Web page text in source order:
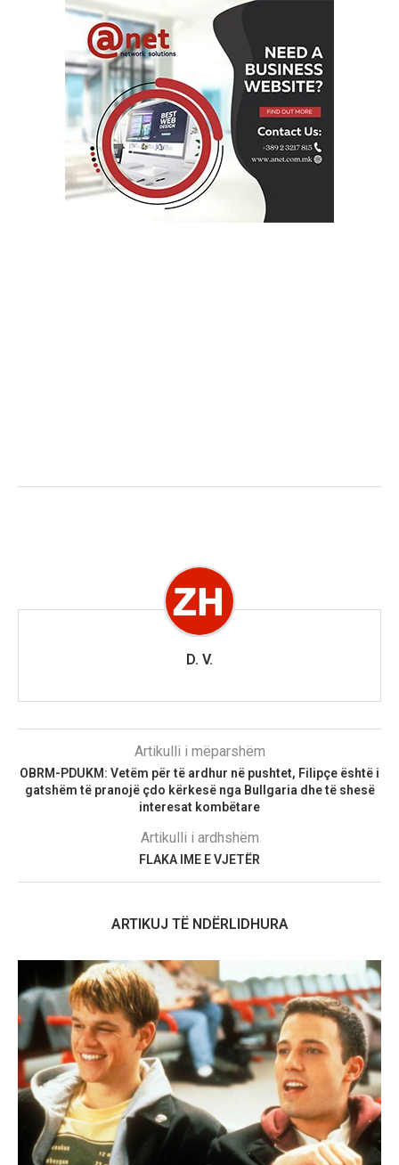
D. V.
Artikulli i mëparshëm
OBRM-PDUKM: Vetëm për të ardhur në pushtet, Filipçe është i
gatshëm të pranojë çdo kërkesë nga Bullgaria dhe të shesë
interesat kombëtare
Artikulli i ardhshëm
FLAKA IME E VJETËR
ARTIKUJ TË NDËRLIDHURA